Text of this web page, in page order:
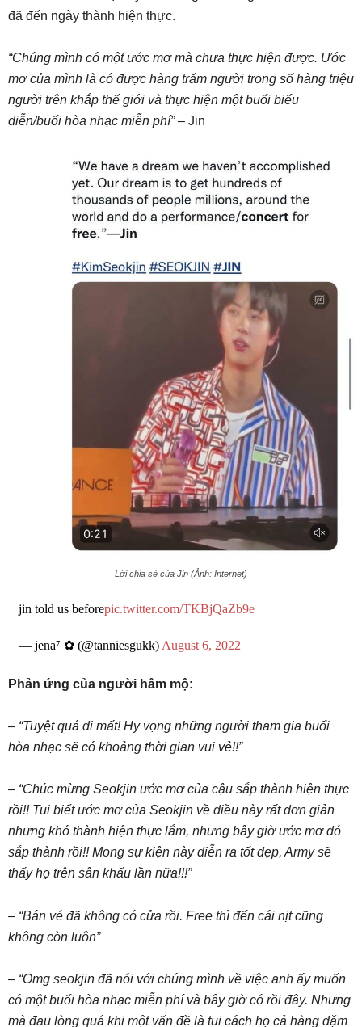
đã đến ngày thành hiện thực.
“Chúng mình có một ước mơ mà chưa thực hiện được. Ước
mơ của mình là có được hàng trăm người trong số hàng triệu
người trên khắp thế giới và thực hiện một buổi biểu
diễn/buổi hòa nhạc miễn phí”– Jin
Lời chia sẻ của Jin (Ảnh: Internet)
jin told us beforepic.twitter.com/TKBjQaZb9e
— jena⁷ ✿ (@tanniesgukk) August 6, 2022
Phản ứng của người hâm mộ:
– “Tuyệt quá đi mất! Hy vọng những người tham gia buổi
hòa nhạc sẽ có khoảng thời gian vui vẻ!!”
– “Chúc mừng Seokjin ước mơ của cậu sắp thành hiện thực
rồi!! Tui biết ước mơ của Seokjin về điều này rất đơn giản
nhưng khó thành hiện thực lắm, nhưng bây giờ ước mơ đó
sắp thành rồi!! Mong sự kiện này diễn ra tốt đẹp, Army sẽ
thấy họ trên sân khấu lần nữa!!!”
– “Bán vé đã không có cửa rồi. Free thì đến cái nịt cũng
không còn luôn”
– “Omg seokjin đã nói với chúng mình về việc anh ấy muốn
có một buổi hòa nhạc miễn phí và bây giờ có rồi đây. Nhưng
mà đau lòng quá khi một vấn đề là tui cách họ cả hàng dặm